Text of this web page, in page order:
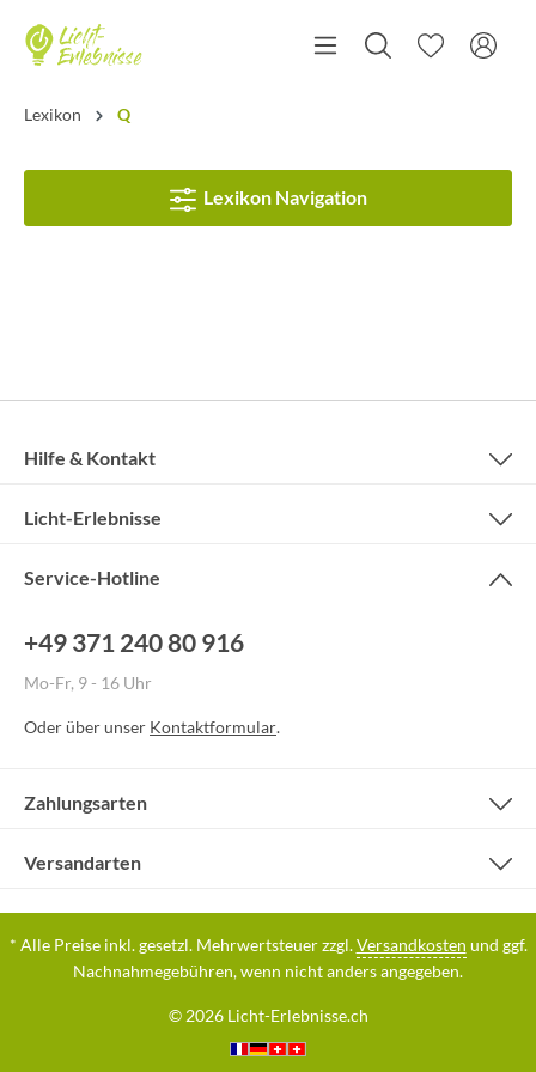
Lexikon Q
Lexikon Navigation
Service-Hotline
+49 371 240 80 916
Mo-Fr, 9 - 16 Uhr
Oder über unser Kontaktformular.
Hilfe & Kontakt
Licht-Erlebnisse
Zahlungsarten
Versandarten
* Alle Preise inkl. gesetzl. Mehrwertsteuer zzgl.Versandkosten und ggf.
Nachnahmegebühren, wenn nicht anders angegeben.
© 2026 Licht-Erlebnisse.ch